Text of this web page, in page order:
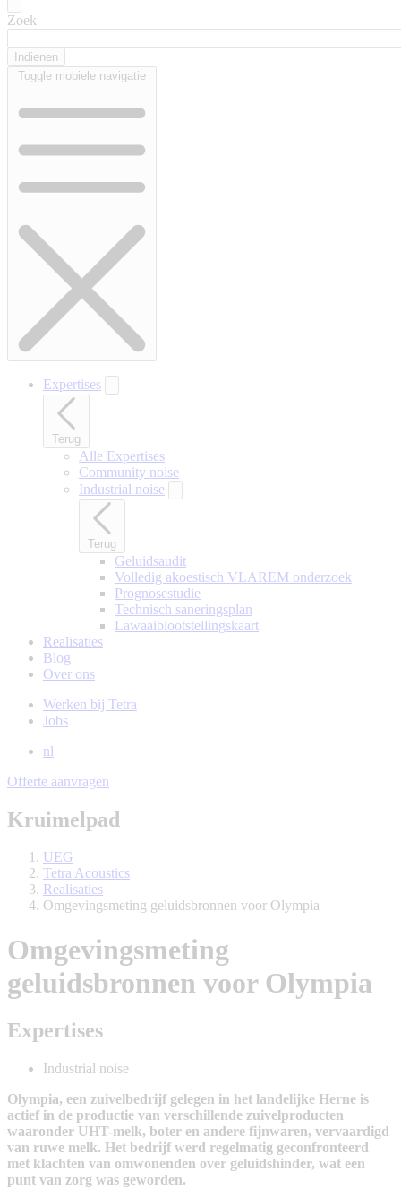
Zoek
Toggle mobiele navigatie
Expertises
Terug
Alle Expertises
Community noise
Industrial noise
Terug
Geluidsaudit
Volledig akoestisch VLAREM onderzoek
Prognosestudie
Technisch saneringsplan
Lawaaiblootstellingskaart
Realisaties
Blog
Over ons
Werken bij Tetra
Jobs
nl
Offerte aanvragen
Kruimelpad
UEG
Tetra Acoustics
Realisaties
Omgevingsmeting geluidsbronnen voor Olympia
Omgevingsmeting
geluidsbronnen voor Olympia
Expertises
Industrial noise
Olympia, een zuivelbedrijf gelegen in het landelijke Herne is
actief in de productie van verschillende zuivelproducten
waaronder UHT-melk, boter en andere fijnwaren, vervaardigd
van ruwe melk. Het bedrijf werd regelmatig geconfronteerd
met klachten van omwonenden over geluidshinder, wat een
punt van zorg was geworden.